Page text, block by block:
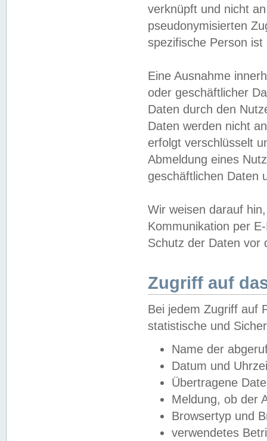
verknüpft und nicht
pseudonymisierten
spezifische Person
Eine Ausnahme
oder geschäftlicher
Daten durch den
Daten werden nicht
erfolgt verschlüsselt
Abmeldung eines
geschäftlichen Daten
Wir weisen darauf
Kommunikation per
Schutz der Daten vor
Zugriff auf
Bei jedem Zugriff auf
statistische und
Name der
Datum und
Übertragene
Meldung, ob der
Browsertyp und
verwendetes